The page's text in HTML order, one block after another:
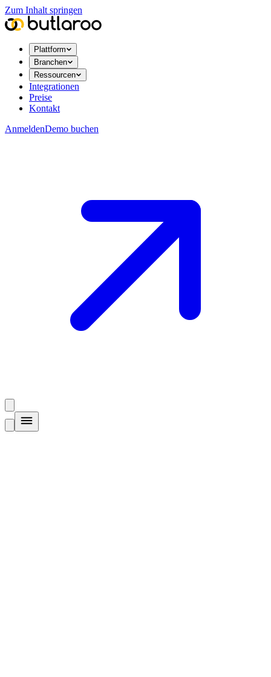
Zum Inhalt springen
Plattform
Branchen
Ressourcen
Integrationen
Preise
Kontakt
AnmeldenDemo buchen